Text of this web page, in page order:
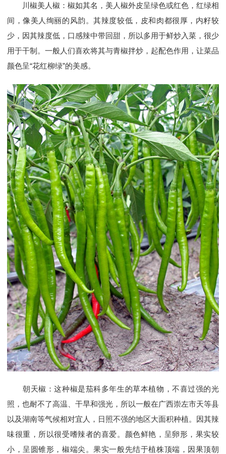
川椒美人椒：椒如其名，美人椒外皮呈绿色或红色，红绿相
间，像美人绚丽的风韵。其辣度较低，皮和肉都很厚，内籽较
少，因其辣度低，口感辣中带回甜，所以多用于鲜炒入菜，很少
用于干制。一般人们喜欢将其与青椒拌炒，起配色作用，让菜品
颜色呈“花红柳绿”的美感。
朝天椒：这种椒是茄科多年生的草本植物，不喜过强的光
照，也耐不了高温、干旱和强光，所以一般在广西崇左市天等县
以及湖南等气候相对宜人，日照不强的地区大面积种植。因其辣
味很重，所以很受嗜辣者的喜爱。颜色鲜艳，呈卵形，果实较
小，呈圆锥形，椒端尖。果实一般先结于植株顶端，因果顶朝